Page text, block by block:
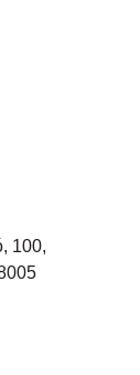
100,